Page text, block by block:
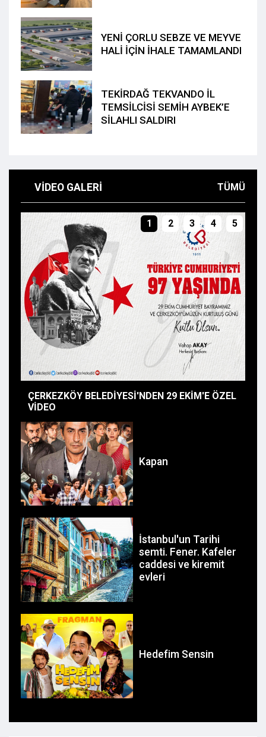
YENİ ÇORLU SEBZE VE MEYVE
HALİ İÇİN İHALE TAMAMLANDI
TEKİRDAĞ TEKVANDO İL
TEMSİLCİSİ SEMİH AYBEK’E
SİLAHLI SALDIRI
VIDEO GALERI TÜMÜ
ÇERKEZKÖY BELEDİYESİ'NDEN 29 EKİM'E ÖZEL
VİDEO
1 2 3 4 5
Kapan
İstanbul'un Tarihi
semti. Fener. Kafeler
caddesi ve kiremit
evleri
Hedefim Sensin